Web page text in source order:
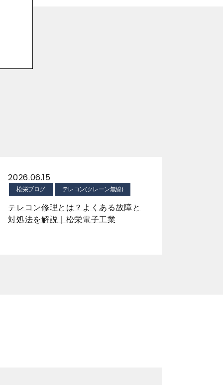
2026.06.15
松栄ブログ テレコン(クレーン無線)
テレコン修理とは？よくある故障と
対処法を解説｜松栄電子工業